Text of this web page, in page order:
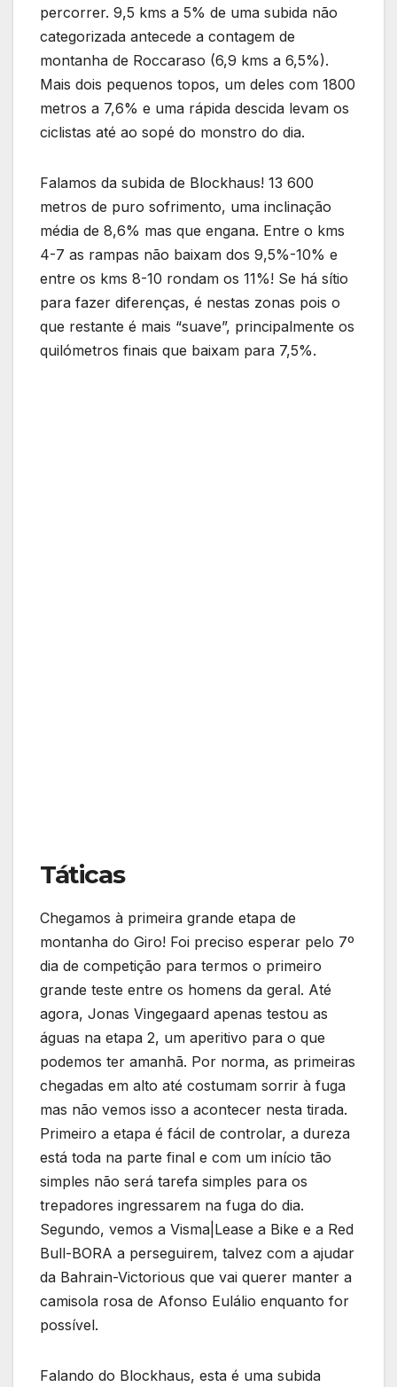
percorrer. 9,5 kms a 5% de uma subida não
categorizada antecede a contagem de
montanha de Roccaraso (6,9 kms a 6,5%).
Mais dois pequenos topos, um deles com 1800
metros a 7,6% e uma rápida descida levam os
ciclistas até ao sopé do monstro do dia.
Falamos da subida de Blockhaus! 13 600
metros de puro sofrimento, uma inclinação
média de 8,6% mas que engana. Entre o kms
4-7 as rampas não baixam dos 9,5%-10% e
entre os kms 8-10 rondam os 11%! Se há sítio
para fazer diferenças, é nestas zonas pois o
que restante é mais “suave”, principalmente os
quilómetros finais que baixam para 7,5%.
Táticas
Chegamos à primeira grande etapa de
montanha do Giro! Foi preciso esperar pelo 7º
dia de competição para termos o primeiro
grande teste entre os homens da geral. Até
agora, Jonas Vingegaard apenas testou as
águas na etapa 2, um aperitivo para o que
podemos ter amanhã. Por norma, as primeiras
chegadas em alto até costumam sorrir à fuga
mas não vemos isso a acontecer nesta tirada.
Primeiro a etapa é fácil de controlar, a dureza
está toda na parte final e com um início tão
simples não será tarefa simples para os
trepadores ingressarem na fuga do dia.
Segundo, vemos a Visma|Lease a Bike e a Red
Bull-BORA a perseguirem, talvez com a ajudar
da Bahrain-Victorious que vai querer manter a
camisola rosa de Afonso Eulálio enquanto for
possível.
Falando do Blockhaus, esta é uma subida